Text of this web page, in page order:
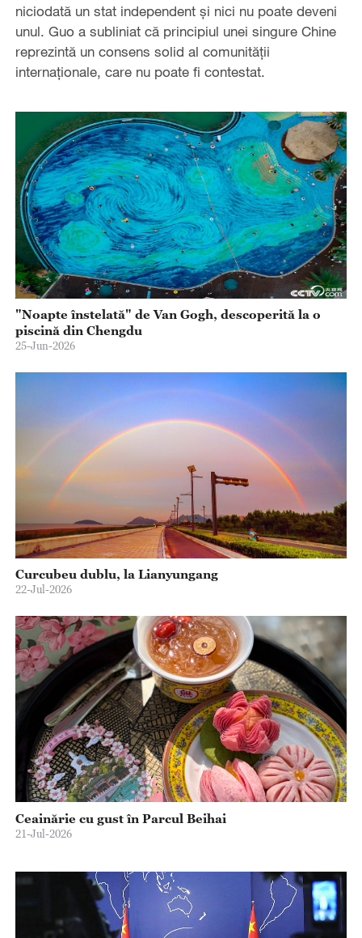
niciodată un stat independent și nici nu poate deveni
unul. Guo a subliniat că principiul unei singure Chine
reprezintă un consens solid al comunității
internaționale, care nu poate fi contestat.
"Noapte înstelată" de Van Gogh, descoperită la o
piscină din Chengdu
25-Jun-2026
Curcubeu dublu, la Lianyungang
22-Jul-2026
Ceainărie cu gust în Parcul Beihai
21-Jul-2026